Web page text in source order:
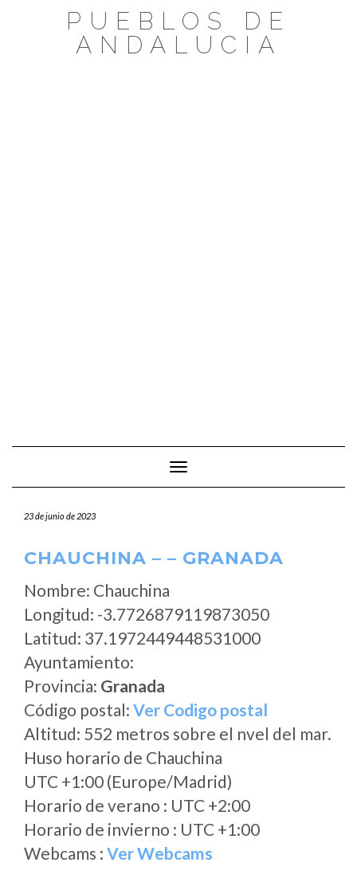
PUEBLOS DE
ANDALUCIA
Cambiar modo de navegación
23 de junio de 2023
CHAUCHINA – – GRANADA
Nombre: Chauchina
Longitud: -3.7726879119873050
Latitud: 37.1972449448531000
Ayuntamiento:
Provincia: Granada
Código postal: Ver Codigo postal
Altitud: 552 metros sobre el nvel del mar.
Huso horario de Chauchina
UTC +1:00 (Europe/Madrid)
Horario de verano : UTC +2:00
Horario de invierno : UTC +1:00
Webcams : Ver Webcams